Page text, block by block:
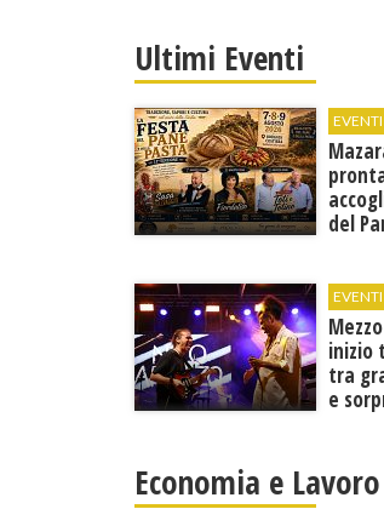
Ultimi Eventi
EVENTI
del
EVENTI
inizio
tra
e
Economia e Lavoro